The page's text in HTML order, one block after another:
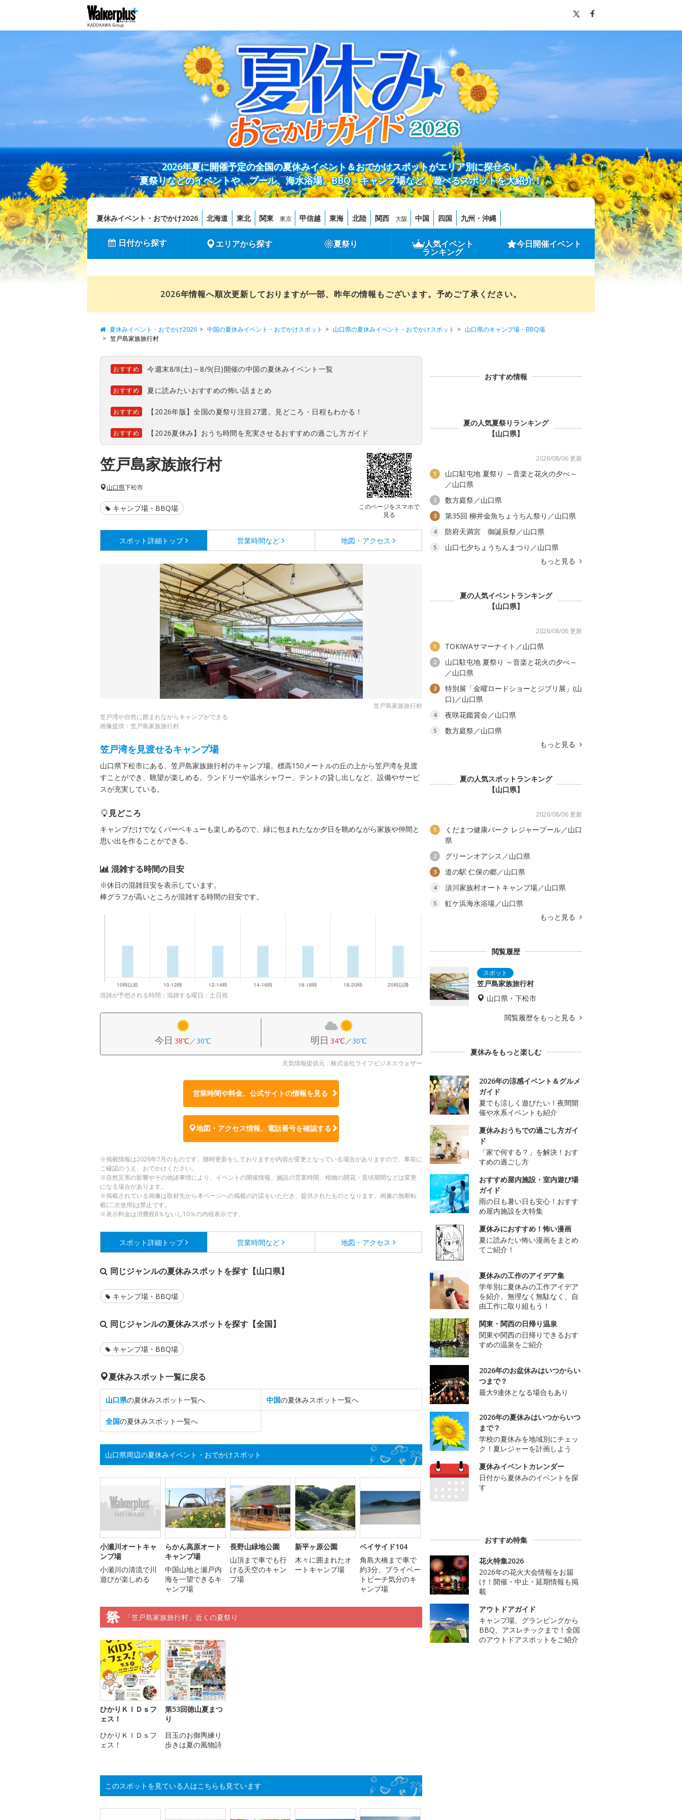
2026年夏に開催予定の全国の夏休みイベント＆おでかけスポットがエリア別に探せる！
夏祭りなどのイベントや、プール、海水浴場、BBQ・キャンプ場など、遊べるスポットを大紹介！
夏休みイベント・おでかけ2026 北海道 東北 関東 東京 甲信越 東海 北陸 関西 大阪 中国 四国 九州・沖縄
日付から探す エリアから探す 夏祭り 人気イベント
ランキング
今日開催イベント
2026年情報へ順次更新しておりますが一部、昨年の情報もございます。予めご了承ください。
夏休みイベント・おでかけ2026 中国の夏休みイベント・おでかけスポット 山口県の夏休みイベント・おでかけスポット
山口県のキャンプ場・BBQ場
笠戸島家族旅行村
おすすめ 今週末8/8(土)～8/9(日)開催の中国の夏休みイベント一覧
おすすめ 夏に読みたいおすすめの怖い話まとめ
おすすめ 【2026年版】全国の夏祭り注目27選。見どころ・日程もわかる！
おすすめ 【2026夏休み】おうち時間を充実させるおすすめの過ごし方ガイド
笠戸島家族旅行村
このページをスマホで
見る
山口県下松市
キャンプ場・BBQ場
スポット詳細 トップ 営業時間など 地図・アクセス
笠戸島家族旅行村
笠戸湾や自然に囲まれながらキャンプができる
画像提供：笠戸島家族旅行村
笠戸湾を見渡せるキャンプ場
山口県下松市にある、笠戸島家族旅行村のキャンプ場。標高150メートルの丘の上から笠戸湾を見渡
すことができ、眺望が楽しめる。ランドリーや温水シャワー、テントの貸し出しなど、設備やサービ
スが充実している。
見どころ
キャンプだけでなくバーベキューも楽しめるので、緑に包まれたなか夕日を眺めながら家族や仲間と
思い出を作ることができる。
混雑する時間の目安
※休日の混雑目安を表示しています。
棒グラフが高いところが混雑する時間の目安です。
混雑が予想される時間：混雑する曜日：土日祝
今日 38℃／30℃ 明日 34℃／30℃
天気情報提供元：株式会社ライフビジネスウェザー
営業時間や料金、公式サイトの情報を見る
地図・アクセス情報、電話番号を確認する
※掲載情報は2026年7月のものです。随時更新をしておりますが内容が変更となっている場合がありますので、事前に
ご確認のうえ、おでかけください。
※自然災害の影響やその他諸事情により、イベントの開催情報、施設の営業時間、植物の開花・見頃期間などは変更
になる場合があります。
※掲載されている画像は取材先から本ページへの掲載の許諾をいただき、提供されたものとなります。画像の無断転
載(二次使用)は禁止です。
※表示料金は消費税8％ないし10％の内税表示です。
スポット詳細 トップ 営業時間など 地図・アクセス
同じジャンルの夏休みスポットを探す【山口県】
キャンプ場・BBQ場
同じジャンルの夏休みスポットを探す【全国】
キャンプ場・BBQ場
夏休みスポット一覧に戻る
山口県の夏休みスポット一覧へ 中国の夏休みスポット一覧へ
全国の夏休みスポット一覧へ
山口県周辺の夏休みイベント・おでかけスポット
小瀬川オートキャ
ンプ場
小瀬川の清流で川
遊びが楽しめる
らかん高原オート
キャンプ場
中国山地と瀬戸内
海を一望できるキ
ャンプ場
長野山緑地公園
山頂まで車でも行
ける天空のキャン
プ場
新平ヶ原公園
木々に囲まれたオ
ートキャンプ場
ベイサイド104
角島大橋まで車で
約3分、プライベー
トビーチ気分のキ
ャンプ場
「笠戸島家族旅行村」近くの夏祭り
ひかりＫＩＤｓフ
ェス！
ひかりＫＩＤｓフ
ェス！
第53回徳山夏まつ
り
目玉のお御輿練り
歩きは夏の風物詩
このスポットを見ている人はこちらも見ています
おすすめ情報
夏の人気夏祭りランキング
【山口県】
2026/08/06 更新
1
山口駐屯地 夏祭り ～音楽と花火の夕べ～
／山口県
2 数方庭祭／山口県
3 第35回 柳井金魚ちょうちん祭り／山口県
4 防府天満宮 御誕辰祭／山口県
5
山口七夕ちょうちんまつり／山口県
もっと見る
夏の人気イベントランキング
【山口県】
2026/08/06 更新
1 TOKIWAサマーナイト／山口県
2
山口駐屯地 夏祭り ～音楽と花火の夕べ～
／山口県
3
特別展「金曜ロードショーとジブリ展」(山
口)／山口県
4 夜咲花鑑賞会／山口県
5
数方庭祭／山口県
もっと見る
夏の人気スポットランキング
【山口県】
2026/08/06 更新
1
くだまつ健康パーク レジャープール／山口
県
2 グリーンオアシス／山口県
3 道の駅 仁保の郷／山口県
4 須川家族村オートキャンプ場／山口県
5
虹ケ浜海水浴場／山口県
もっと見る
閲覧履歴
笠戸島家族旅行村
山口県・下松市
閲覧履歴をもっと見る
夏休みをもっと楽しむ
2026年の涼感イベント＆グルメ
ガイド
夏でも涼しく遊びたい！夜間開
催や水系イベントも紹介
夏休みおうちでの過ごし方ガイ
ド
「家で何する？」を解決！おす
すめの過ごし方
おすすめ屋内施設・室内遊び場
ガイド
雨の日も暑い日も安心！おすす
め屋内施設を大特集
夏休みにおすすめ！怖い漫画
夏に読みたい怖い漫画をまとめ
てご紹介！
夏休みの工作のアイデア集
学年別に夏休みの工作アイデア
を紹介。無理なく無駄なく、自
由工作に取り組もう！
関東・関西の日帰り温泉
関東や関西の日帰りできるおす
すめの温泉をご紹介
2026年のお盆休みはいつからい
つまで？
最大9連休となる場合もあり
2026年の夏休みはいつからいつ
まで？
学校の夏休みを地域別にチェッ
ク！夏レジャーを計画しよう
夏休みイベントカレンダー
日付から夏休みのイベントを探
す
おすすめ特集
花火特集2026
2026年の花火大会情報をお届
け！開催・中止・延期情報も掲
載
アウトドアガイド
キャンプ場、グランピングから
BBQ、アスレチックまで！全国
のアウトドアスポットをご紹介